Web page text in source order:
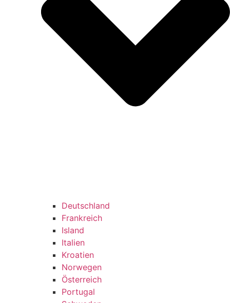
Deutschland
Frankreich
Island
Italien
Kroatien
Norwegen
Österreich
Portugal